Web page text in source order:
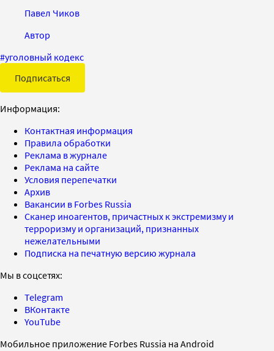
Павел Чиков
Автор
#уголовный кодекс
Подписаться
Информация:
Контактная информация
Правила обработки
Реклама в журнале
Реклама на сайте
Условия перепечатки
Архив
Вакансии в Forbes Russia
Сканер иноагентов, причастных к экстремизму и
терроризму и организаций, признанных
нежелательными
Подписка на печатную версию журнала
Мы в соцсетях:
Telegram
ВКонтакте
YouTube
Мобильное приложение Forbes Russia на Android